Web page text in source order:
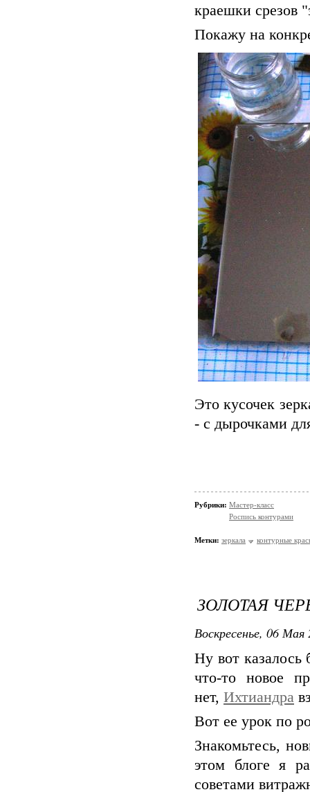
краешки срезов
Покажу на
Это кусочек
- с дырочками
Рубрики: Мастер-класс
Роспись контурами
Метки: зеркала контурные
ЗОЛОТАЯ
Воскресенье, 06
Ну вот
что-то новое
нет, Ихтиандра
Вот ее урок по
Знакомьтесь,
этом блоге я
советами